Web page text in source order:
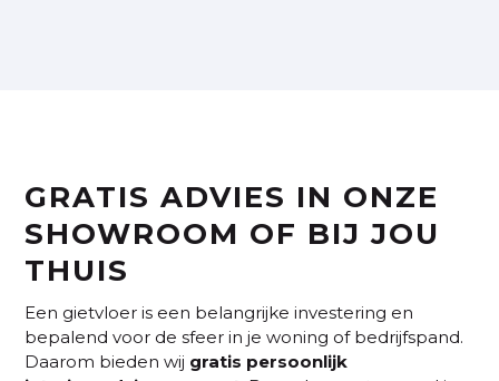
GRATIS ADVIES IN ONZE
SHOWROOM OF BIJ JOU
THUIS
Een gietvloer is een belangrijke investering en
bepalend voor de sfeer in je woning of bedrijfspand.
Daarom bieden wij gratis persoonlijk